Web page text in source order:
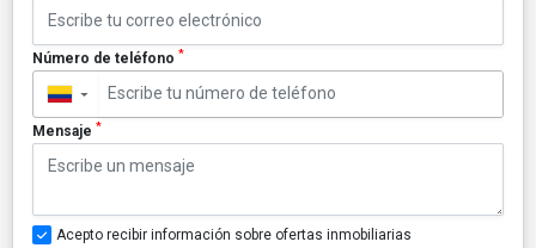
Número de teléfono *
▼
Mensaje *
Acepto recibir información sobre ofertas inmobiliarias